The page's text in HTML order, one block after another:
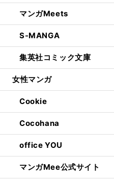
マンガMeets
S-MANGA
集英社コミック文庫
女性マンガ
Cookie
Cocohana
office YOU
マンガMee公式サイト